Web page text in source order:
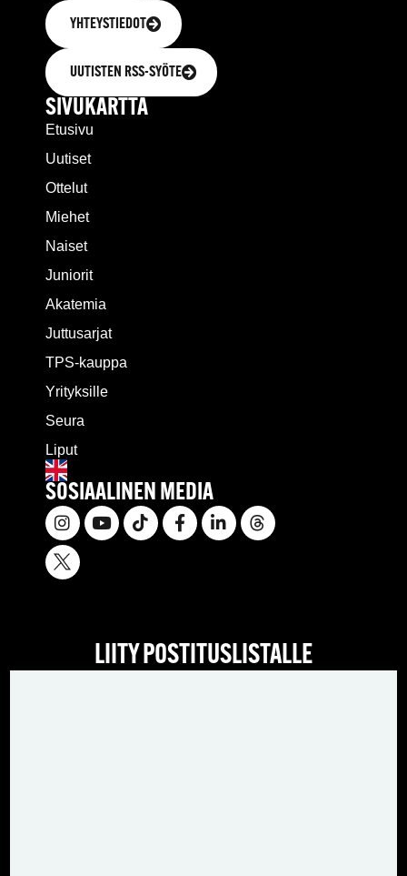
YHTEYSTIEDOT
UUTISTEN RSS-SYÖTE
SIVUKARTTA
Etusivu
Uutiset
Ottelut
Miehet
Naiset
Juniorit
Akatemia
Juttusarjat
TPS-kauppa
Yrityksille
Seura
Liput
SOSIAALINEN MEDIA
LIITY POSTITUSLISTALLE